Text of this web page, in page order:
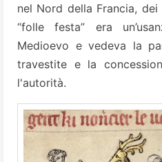
nel Nord della Francia, dei
“folle festa” era
Medioevo e vedeva la
travestite e la
l'autorità.